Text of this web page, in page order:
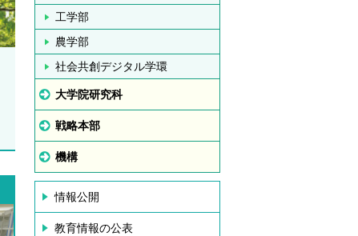
工学部
農学部
社会共創デジタル学環
大学院研究科
戦略本部
機構
情報公開
教育情報の公表